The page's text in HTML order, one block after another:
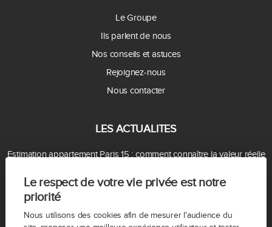
Le respect de votre vie privée est notre
priorité
Nous utilisons des cookies afin de mesurer l'audience du
Le Groupe
Ils parlent de nous
Nos conseils et astuces
Rejoignez-nous
Nous contacter
LES ACTUALITES
Estimation appartement Paris 15 : comment connaître la valeur réelle
Prix m² Paris 15 : combien vaut votre appartement en 2026 ?